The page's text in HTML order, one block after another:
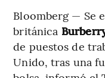
Bloomberg — Se
británica
de puestos de
Unido, tras una